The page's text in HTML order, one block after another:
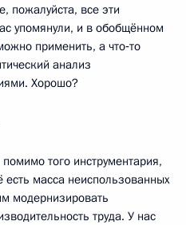
пожалуйста, все эти
упомянули, и в обобщённом
применить, а что‑то
анализ
Хорошо?
того инструментария,
масса неиспользованных
модернизировать
труда. У нас